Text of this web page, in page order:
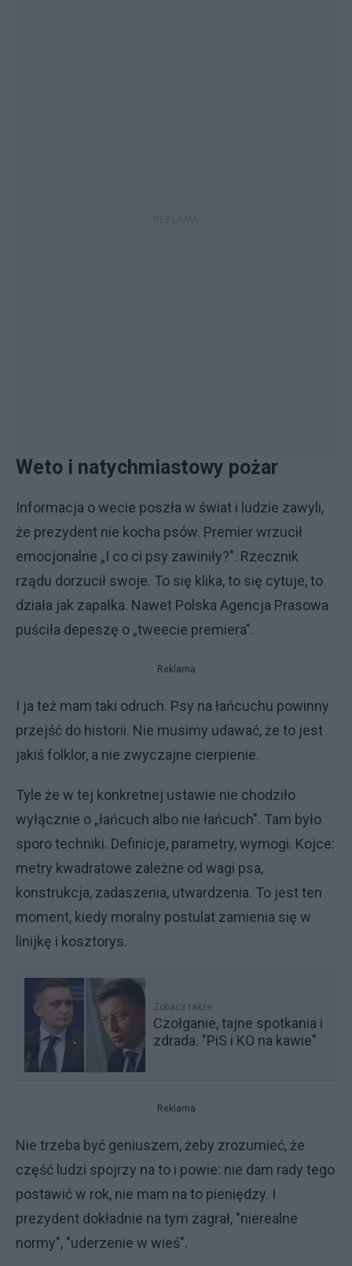
Weto i natychmiastowy pożar
Informacja o wecie poszła w świat i ludzie zawyli,
że prezydent nie kocha psów. Premier wrzucił
emocjonalne „I co ci psy zawiniły?". Rzecznik
rządu dorzucił swoje. To się klika, to się cytuje, to
działa jak zapałka. Nawet Polska Agencja Prasowa
puściła depeszę o „tweecie premiera”.
Reklama
I ja też mam taki odruch. Psy na łańcuchu powinny
przejść do historii. Nie musimy udawać, że to jest
jakiś folklor, a nie zwyczajne cierpienie.
Tyle że w tej konkretnej ustawie nie chodziło
wyłącznie o „łańcuch albo nie łańcuch". Tam było
sporo techniki. Definicje, parametry, wymogi. Kojce:
metry kwadratowe zależne od wagi psa,
konstrukcja, zadaszenia, utwardzenia. To jest ten
moment, kiedy moralny postulat zamienia się w
linijkę i kosztorys.
Zobacz także
Czołganie, tajne spotkania i
zdrada. "PiS i KO na kawie"
Reklama
Nie trzeba być geniuszem, żeby zrozumieć, że
część ludzi spojrzy na to i powie: nie dam rady tego
postawić w rok, nie mam na to pieniędzy. I
prezydent dokładnie na tym zagrał, "nierealne
normy", "uderzenie w wieś".